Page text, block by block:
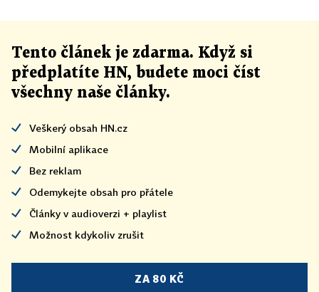
Tento článek je zdarma. Když si
předplatíte HN, budete moci číst
všechny naše články.
Veškerý obsah HN.cz
Mobilní aplikace
Bez reklam
Odemykejte obsah pro přátele
Články v audioverzi + playlist
Možnost kdykoliv zrušit
ZA 80 KČ